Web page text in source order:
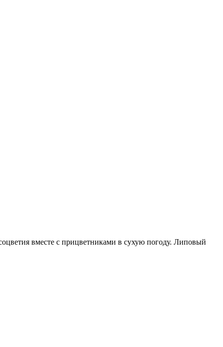
вместе с прицветниками в сухую погоду. Липовый